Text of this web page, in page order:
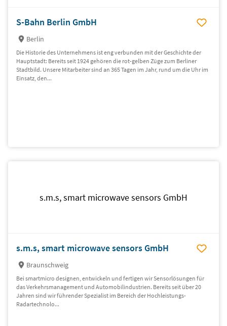
S-Bahn Berlin GmbH
Berlin
Die Historie des Unternehmens ist eng verbunden mit der Geschichte der
Hauptstadt: Bereits seit 1924 gehören die rot-gelben Züge zum Berliner
Stadtbild. Unsere Mitarbeiter sind an 365 Tagen im Jahr, rund um die Uhr im
Einsatz, den...
s.m.s, smart microwave sensors GmbH
s.m.s, smart microwave sensors GmbH
Braunschweig
Bei smartmicro designen, entwickeln und fertigen wir Sensorlösungen für
das Verkehrsmanagement und Automobilindustrien. Bereits seit über 20
Jahren sind wir führender Spezialist im Bereich der Hochleistungs-
Radartechnolo...